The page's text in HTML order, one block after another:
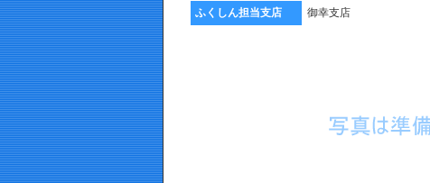
ふくしん担当支店
御幸支店